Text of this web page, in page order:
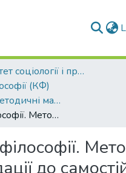
Факультет соціології і права (ФСП)
(КФ)
Навчально-методичні матеріали (КФ)
Вступ до філософії. Методичні рекомендації до самостійної роботи з дисципліни
до